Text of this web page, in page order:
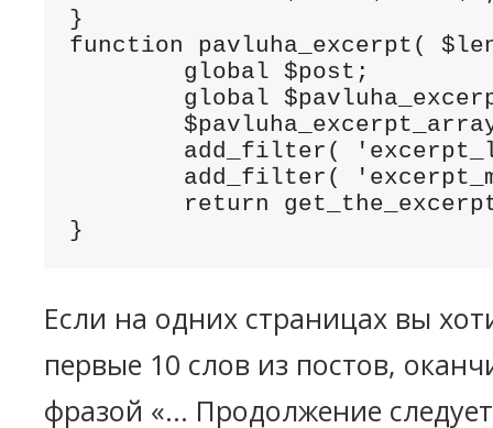
}
function pavluha_excerpt(
}
Если на одних страницах вы
первые 10 слов из постов,
фразой «... Продолжение